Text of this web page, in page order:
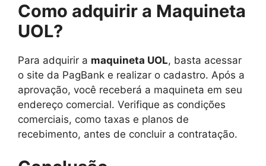
Como adquirir a Maquineta
UOL?
Para adquirir a maquineta UOL, basta acessar
o site da PagBank e realizar o cadastro. Após a
aprovação, você receberá a maquineta em seu
endereço comercial. Verifique as condições
comerciais, como taxas e planos de
recebimento, antes de concluir a contratação.